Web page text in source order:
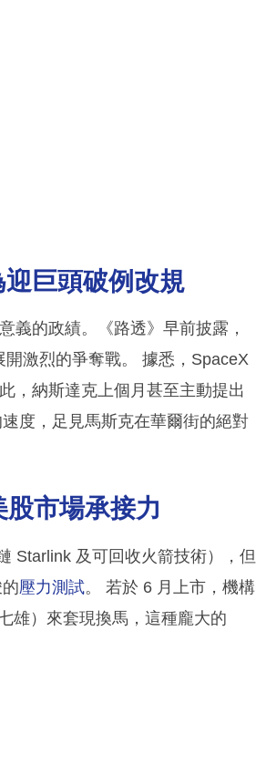
迎巨頭破例改規
義的政績。《路透》早前披露，
激烈的爭奪戰。 據悉，SpaceX
，納斯達克上個月甚至主動提出
度，足見馬斯克在華爾街的絕對
股市場承接力
Starlink 及可回收火箭技術），但
壓力測試。 若於 6 月上市，機構
雄）來套現換馬，這種龐大的